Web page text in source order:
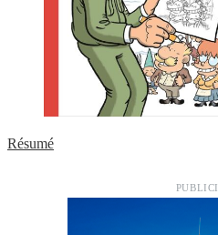
Résumé